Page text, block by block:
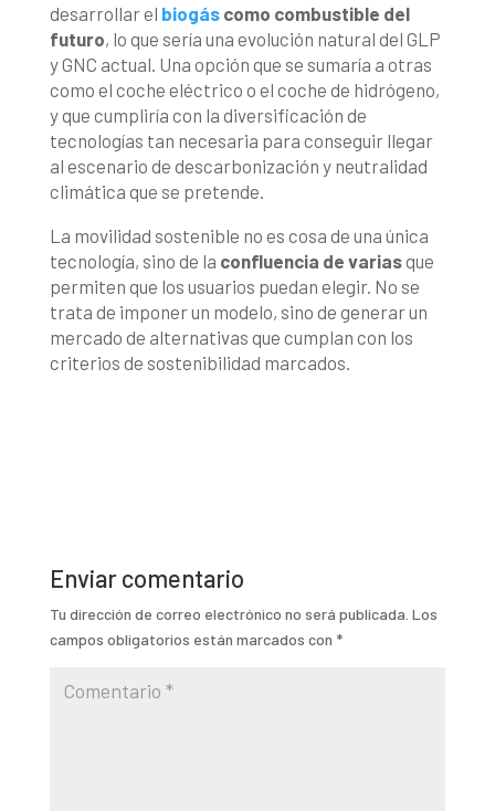
desarrollar el biogáscomo combustible del
futuro, lo que sería una evolución natural del GLP
y GNC actual. Una opción que se sumaría a otras
como el coche eléctrico o el coche de hidrógeno,
y que cumpliría con la diversificación de
tecnologías tan necesaria para conseguir llegar
al escenario de descarbonización y neutralidad
climática que se pretende.
La movilidad sostenible no es cosa de una única
tecnología, sino de la confluencia de variasque
permiten que los usuarios puedan elegir. No se
trata de imponer un modelo, sino de generar un
mercado de alternativas que cumplan con los
criterios de sostenibilidad marcados.
Enviar comentario
Tu dirección de correo electrónico no será publicada. Los
campos obligatorios están marcados con *